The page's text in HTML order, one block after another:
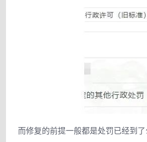
而修复的前提一般都是处罚已经到